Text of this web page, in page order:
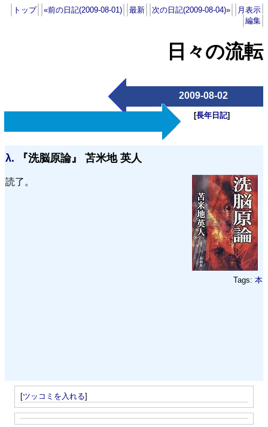
トップ «前の日記(2009-08-01) 最新 次の日記(2009-08-04)»
月表示
編集
日々の流転
2009-08-02
[長年日記]
λ. 『洗脳原論』 苫米地 英人
読了。
Tags: 本
[ツッコミを入れる]